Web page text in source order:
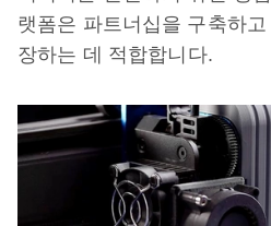
랫폼은 파트너십을 구축하
장하는 데 적합합니다.